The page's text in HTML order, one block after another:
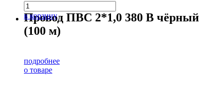
в корзину
Провод ПВС 2*1,0 380 В чёрный
(100 м)
подробнее
о товаре